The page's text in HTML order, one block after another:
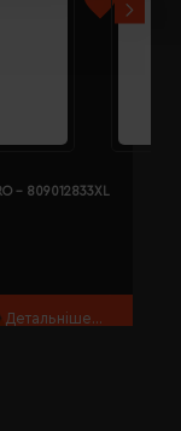
- 809012833XL
Детальніше...